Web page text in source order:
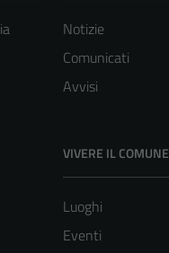
Notizie
Comunicati
Avvisi
VIVERE IL COMUNE
Luoghi
Eventi